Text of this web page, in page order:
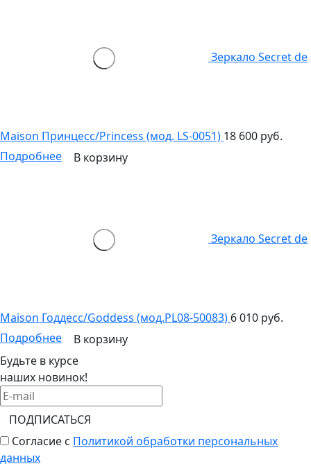
Зеркало Secret de
Maison Принцесс/Princess (мод. LS-0051) 18 600 руб.
Подробнее
В корзину
Зеркало Secret de
Maison Годдесс/Goddess (мод.PL08-50083) 6 010 руб.
Подробнее
В корзину
Будьте в курсе
наших новинок!
ПОДПИСАТЬСЯ
Согласие с Политикой обработки персональных
данных